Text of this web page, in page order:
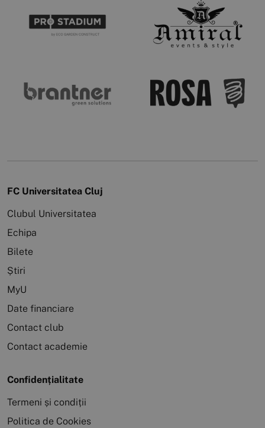
FC Universitatea Cluj
Clubul Universitatea
Echipa
Bilete
Știri
MyU
Date financiare
Contact club
Contact academie
Confidențialitate
Termeni și condiții
Politica de Cookies